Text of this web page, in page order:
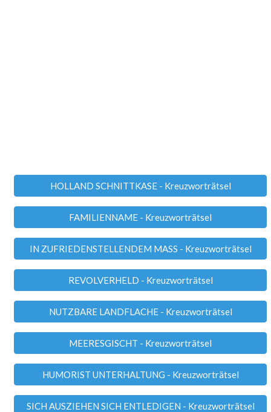
HOLLAND SCHNITTKASE - Kreuzworträtsel
FAMILIENNAME - Kreuzworträtsel
IN ZUFRIEDENSTELLENDEM MASS - Kreuzworträtsel
REVOLVERHELD - Kreuzworträtsel
NUTZBARE LANDFLACHE - Kreuzworträtsel
MEERESGISCHT - Kreuzworträtsel
HUMORIST UNTERHALTUNG - Kreuzworträtsel
SICH AUSZIEHEN SICH ENTLEDIGEN - Kreuzworträtsel